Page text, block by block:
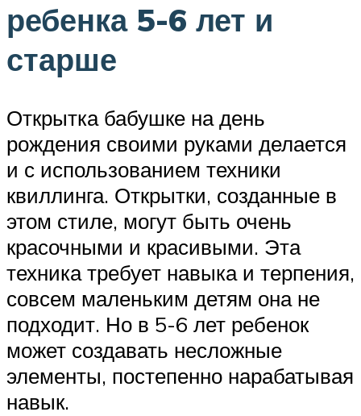
ребенка 5-6 лет и
старше
Открытка бабушке на день
рождения своими руками делается
и с использованием техники
квиллинга. Открытки, созданные в
этом стиле, могут быть очень
красочными и красивыми. Эта
техника требует навыка и терпения,
совсем маленьким детям она не
подходит. Но в 5-6 лет ребенок
может создавать несложные
элементы, постепенно нарабатывая
навык.